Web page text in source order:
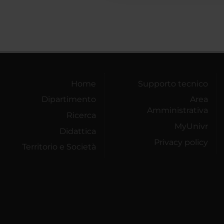
Home
Dipartimento
Ricerca
Didattica
Territorio e Società
Supporto tecnico
Area
Amministrativa
MyUnivr
Privacy policy